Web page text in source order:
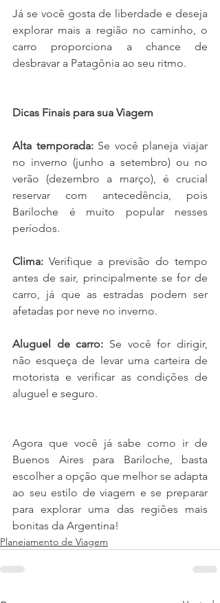
Já se você gosta de liberdade e deseja
explorar mais a região no caminho, o
carro proporciona a chance de
desbravar a Patagônia ao seu ritmo.
Dicas Finais para sua Viagem
Alta temporada: Se você planeja viajar
no inverno (junho a setembro) ou no
verão (dezembro a março), é crucial
reservar com antecedência, pois
Bariloche é muito popular nesses
períodos.
Clima: Verifique a previsão do tempo
antes de sair, principalmente se for de
carro, já que as estradas podem ser
afetadas por neve no inverno.
Aluguel de carro: Se você for dirigir,
não esqueça de levar uma carteira de
motorista e verificar as condições de
aluguel e seguro.
Agora que você já sabe como ir de
Buenos Aires para Bariloche, basta
escolher a opção que melhor se adapta
ao seu estilo de viagem e se preparar
para explorar uma das regiões mais
bonitas da Argentina!
Planejamento de Viagem